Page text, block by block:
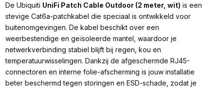
De Ubiquiti UniFi Patch Cable Outdoor (2 meter, wit) is een
stevige Cat6a-patchkabel die speciaal is ontwikkeld voor
buitenomgevingen. De kabel beschikt over een
weerbestendige en geïsoleerde mantel, waardoor je
netwerkverbinding stabiel blijft bij regen, kou en
temperatuurwisselingen. Dankzij de afgeschermde RJ45-
connectoren en interne folie-afscherming is jouw installatie
beter beschermd tegen storingen en ESD-schade, zodat je